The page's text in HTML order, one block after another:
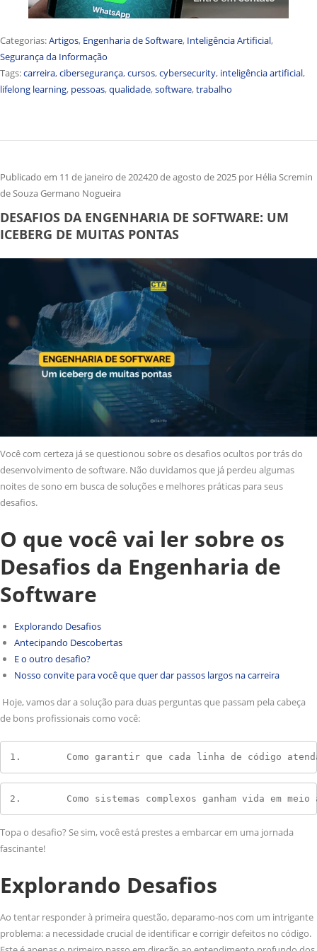
Categorias:Artigos, Engenharia de Software, Inteligência Artificial,
Segurança da Informação
Tags:carreira,cibersegurança,cursos,cybersecurity, inteligência artificial,
lifelong learning, pessoas,qualidade,software,trabalho
Publicado em 11 de janeiro de 202420 de agosto de 2025 por Hélia Scremin
de Souza Germano Nogueira
DESAFIOS DA ENGENHARIA DE SOFTWARE: UM
ICEBERG DE MUITAS PONTAS
Você com certeza já se questionou sobre os desafios ocultos por trás do
desenvolvimento de software. Não duvidamos que já perdeu algumas
noites de sono em busca de soluções e melhores práticas para seus
desafios.
O que você vai ler sobre os
Desafios da Engenharia de
Software
Explorando Desafios
Antecipando Descobertas
E o outro desafio?
Nosso convite para você que quer dar passos largos na carreira
Hoje, vamos dar a solução para duas perguntas que passam pela cabeça
de bons profissionais como você:
1.        Como garantir que cada linha de código
2.        Como sistemas complexos ganham vida em
Topa o desafio? Se sim, você está prestes a embarcar em uma jornada
fascinante!
Explorando Desafios
Ao tentar responder à primeira questão, deparamo-nos com um intrigante
problema: a necessidade crucial de identificar e corrigir defeitos no código.